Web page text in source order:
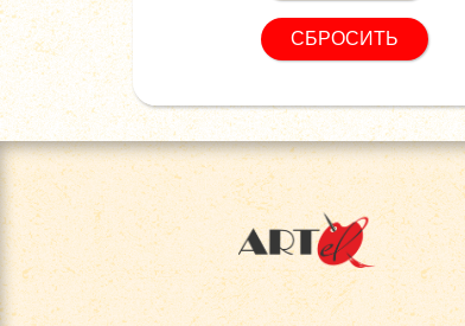
СБРОСИТЬ